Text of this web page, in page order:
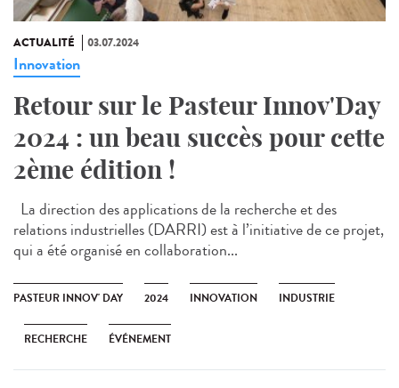
ACTUALITÉ 03.07.2024
Innovation
Retour sur le Pasteur Innov'Day
2024 : un beau succès pour cette
2ème édition !
La direction des applications de la recherche et des
relations industrielles (DARRI) est à l’initiative de ce projet,
qui a été organisé en collaboration...
PASTEUR INNOV' DAY 2024 INNOVATION INDUSTRIE
RECHERCHE ÉVÉNEMENT